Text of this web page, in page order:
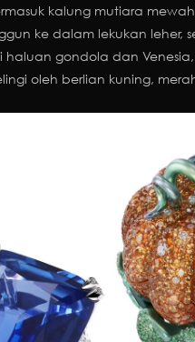
kalung mutiara
ke dalam lekukan leher,
gondola dan
oleh berlian kuning,